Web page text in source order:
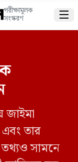
পরীক্ষামূলক
সংস্করণ 
জাইমা
তার
সামনে